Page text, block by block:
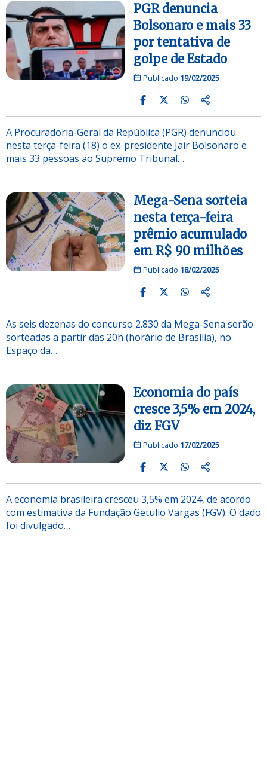
PGR denuncia
Bolsonaro e mais 33
por tentativa de
golpe de Estado
Publicado 19/02/2025
A Procuradoria-Geral da República (PGR) denunciou
nesta terça-feira (18) o ex-presidente Jair Bolsonaro e
mais 33 pessoas ao Supremo Tribunal…
Mega-Sena sorteia
nesta terça-feira
prêmio acumulado
em R$ 90 milhões
Publicado 18/02/2025
As seis dezenas do concurso 2.830 da Mega-Sena serão
sorteadas a partir das 20h (horário de Brasília), no
Espaço da…
Economia do país
cresce 3,5% em 2024,
diz FGV
Publicado 17/02/2025
A economia brasileira cresceu 3,5% em 2024, de acordo
com estimativa da Fundação Getulio Vargas (FGV). O dado
foi divulgado…